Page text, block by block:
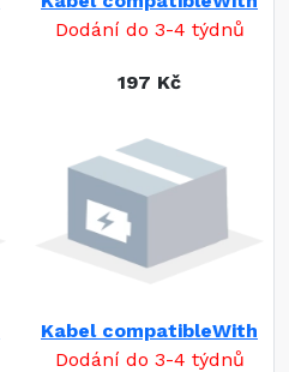
Dodání do 3-4 týdnů
197 Kč
Kabel compatibleWith
Dodání do 3-4 týdnů